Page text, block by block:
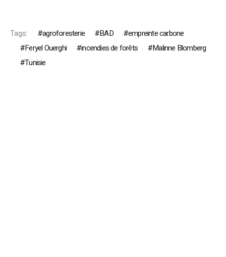
Tags: agroforesterie BAD
empreinte carbone
Feryel Ouerghi
incendies de forêts
Malinne Blomberg
Tunisie